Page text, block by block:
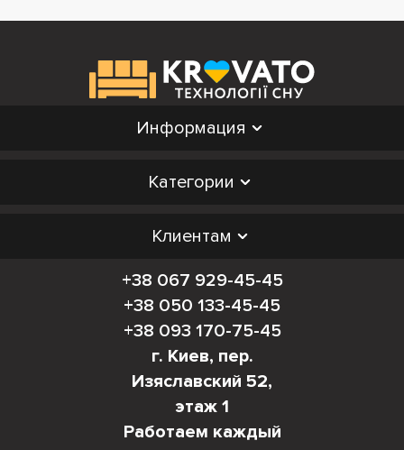
Информация
Категории
Клиентам
+38 067 929-45-45
+38 050 133-45-45
+38 093 170-75-45
г. Киев, пер.
Изяславский 52,
этаж 1
Работаем каждый